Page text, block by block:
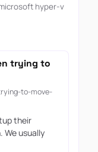
hyper-v
trying to
to-move-
their
We usually